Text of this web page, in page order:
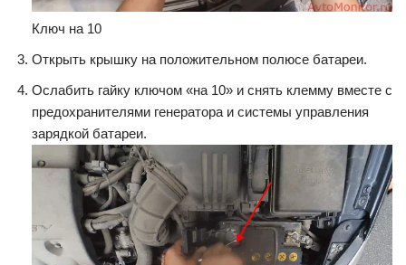
Ключ на 10
Открыть крышку на положительном полюсе батареи.
Ослабить гайку ключом «на 10» и снять клемму вместе с
предохранителями генератора и системы управления
зарядкой батареи.